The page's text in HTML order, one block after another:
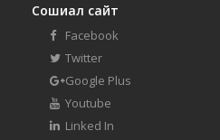
Сошиал сайт
Facebook
Twitter
Google Plus
Youtube
Linked In